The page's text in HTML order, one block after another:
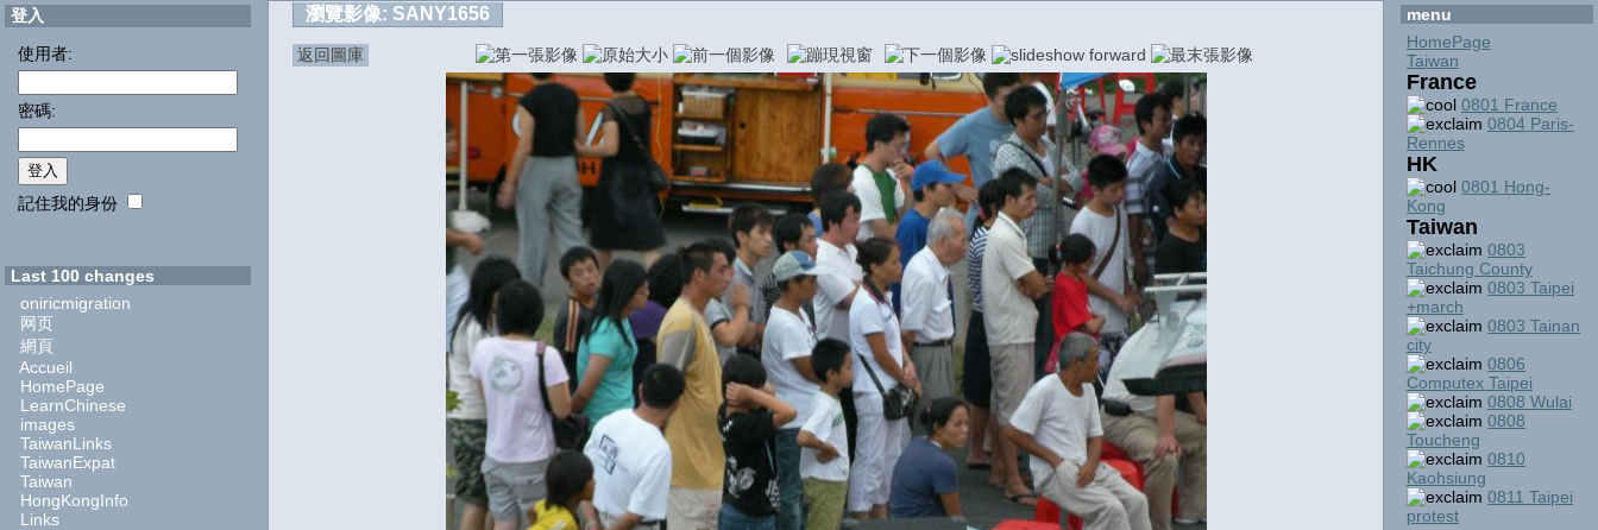
登入
使用者:
密碼:
記住我的身份
Last 100 changes
oniricmigration
网页
網頁
Accueil
HomePage
LearnChinese
images
TaiwanLinks
TaiwanExpat
Taiwan
HongKongInfo
Links
瀏覽影像: SANY1656
返回圖庫
menu
HomePage
Taiwan
France
0801 France
0804 Paris-
Rennes
HK
0801 Hong-
Kong
Taiwan
0803
Taichung County
0803 Taipei
+march
0803 Tainan
city
0806
Computex Taipei
0808 Wulai
0808
Toucheng
0810
Kaohsiung
0811 Taipei
protest